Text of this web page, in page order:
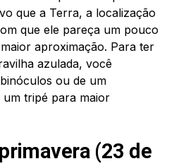
que a Terra, a localização
que ele pareça um pouco
aproximação. Para ter
azulada, você
ou de um
tripé para maior
(23 de